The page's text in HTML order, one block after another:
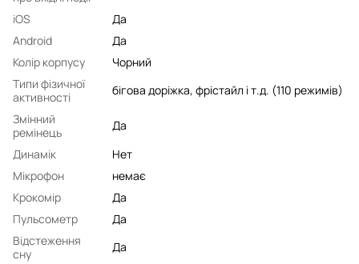
iOS
Да
Android
Да
Колір корпусу
Чорний
Типи фізичної
активності
бігова доріжка, фрістайл і т.д. (110 режимів)
Змінний
ремінець
Да
Динамік
Нет
Мікрофон
немає
Крокомір
Да
Пульсометр
Да
Відстеження
сну
Да